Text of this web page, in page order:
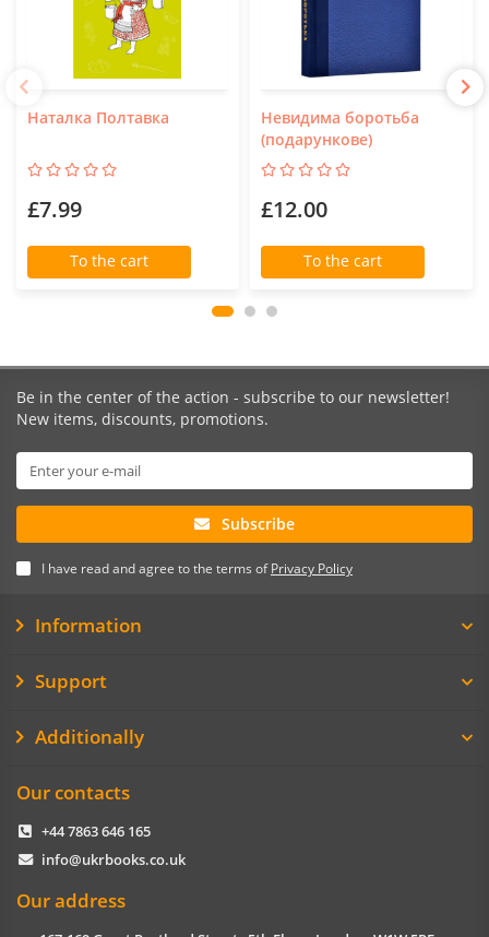
Наталка Полтавка
£7.99
To the cart
Невидима боротьба
(подарункове)
£12.00
To the cart
Be in the center of the action - subscribe to our newsletter!
New items, discounts, promotions.
Subscribe
I have read and agree to the terms ofPrivacy Policy
Information
Support
Additionally
Our contacts
+44 7863 646 165
info@ukrbooks.co.uk
Our address